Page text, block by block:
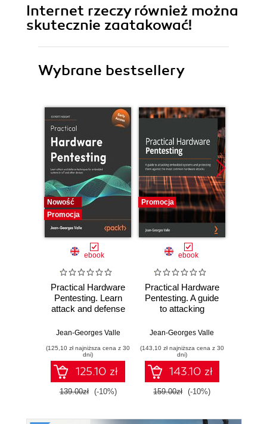
Internet rzeczy również można
skutecznie zaatakować!
Wybrane bestsellery
Nowość
Promocja
ebook
Practical Hardware
Pentesting. Learn
attack and defense
embedded
other devices -
Second Edition
Jean-Georges Valle
(125,10 zł najniższa cena z 30
dni)
125.10 zł
139.00zł (-10%)
Promocja
ebook
Practical Hardware
Pentesting. A guide
to attacking
systems and
against the most
common hardware
attacks
Jean-Georges Valle
(143,10 zł najniższa cena z 30
dni)
143.10 zł
159.00zł (-10%)